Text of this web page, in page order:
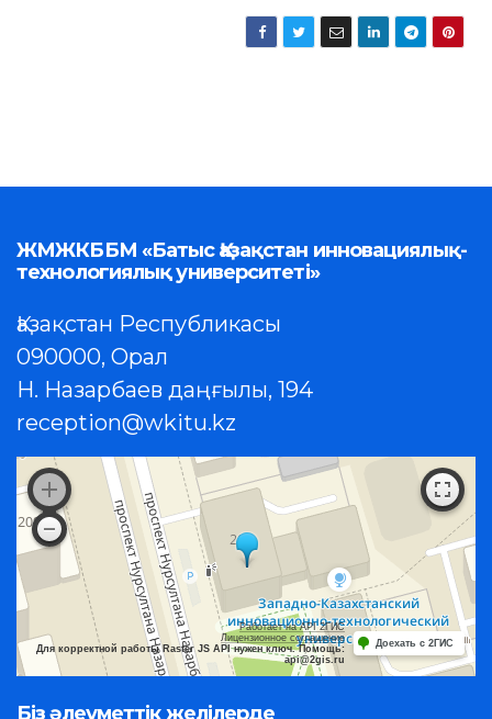
ЖМЖКББМ «Батыс Қазақстан инновациялық-
технологиялық университеті»
Қазақстан Республикасы
090000, Орал
Н. Назарбаев даңғылы, 194
reception@wkitu.kz
Работает на API 2ГИС
Лицензионное соглашение
Для корректной работы Raster JS API нужен ключ. Помощь:
api@2gis.ru
Доехать с 2ГИС
Біз әлеуметтік желілерде